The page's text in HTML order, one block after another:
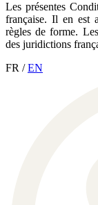
Les présentes
française. Il en est
règles de forme.
des juridictions
FR /EN